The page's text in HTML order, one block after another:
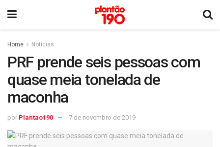
Home Notícias
PRF prende seis pessoas com
quase meia tonelada de
maconha
por Plantao190 7 de novembro de 2019